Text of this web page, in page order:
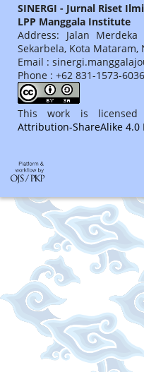
SINERGI - Jurnal Riset
LPP Manggala Institute
Address: Jalan Merdeka
Sekarbela, Kota Mataram,
Email :
Phone : +62 831-1573-6036
This work is
Attribution-ShareAlike